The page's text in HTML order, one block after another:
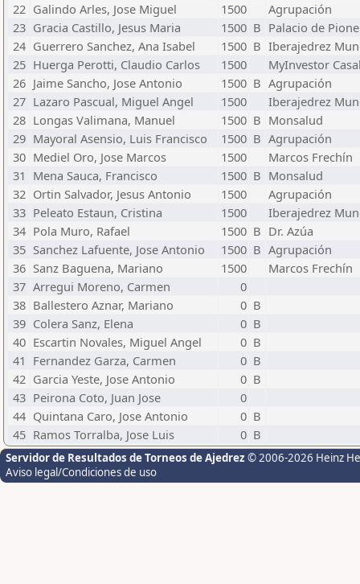
22 Galindo Arles, Jose Miguel 1500
Agrupación
23 Gracia Castillo, Jesus Maria 1500 B Palacio de
24 Guerrero Sanchez, Ana Isabel 1500 B Iberajedrez
25 Huerga Perotti, Claudio Carlos 1500
MyInvestor
26 Jaime Sancho, Jose Antonio 1500 B Agrupación
27 Lazaro Pascual, Miguel Angel 1500
Iberajedrez
28 Longas Valimana, Manuel 1500 B Monsalud
29 Mayoral Asensio, Luis Francisco 1500 B Agrupación
30 Mediel Oro, Jose Marcos 1500
Marcos Frechín
31 Mena Sauca, Francisco 1500 B Monsalud
32 Ortin Salvador, Jesus Antonio 1500
Agrupación
33 Peleato Estaun, Cristina 1500
Iberajedrez
34 Pola Muro, Rafael 1500 B Dr. Azúa
35 Sanchez Lafuente, Jose Antonio 1500 B Agrupación
36 Sanz Baguena, Mariano 1500
Marcos Frechín
37 Arregui Moreno, Carmen
0
38 Ballestero Aznar, Mariano 0 B
39 Colera Sanz, Elena 0 B
40 Escartin Novales, Miguel Angel 0 B
41 Fernandez Garza, Carmen 0 B
42 Garcia Yeste, Jose Antonio 0 B
43 Peirona Coto, Juan Jose
0
44 Quintana Caro, Jose Antonio 0 B
45 Ramos Torralba, Jose Luis 0 B
Servidor de Resultados de Torneos de Ajedrez © 2006-2026 Heinz
Aviso legal/Condiciones de uso